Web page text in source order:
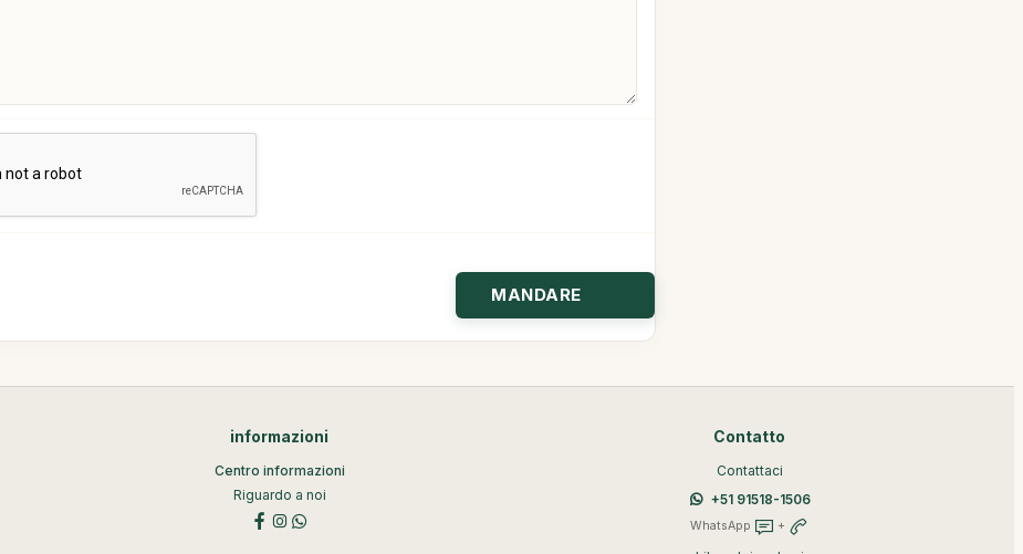
informazioni
Centro informazioni
Riguardo a noi
Contatto
Contattaci
+51 91518-1506
WhatsApp +